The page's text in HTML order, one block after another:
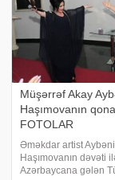
Müşərrəf Akay
Haşımovanın
FOTOLAR
Əməkdar artist
Haşımovanın dəvəti
Azərbaycana gələn